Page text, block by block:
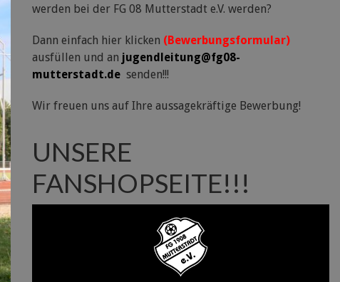
werden bei der FG 08 Mutterstadt e.V. werden?
Dann einfach hier klicken (Bewerbungsformular)
ausfüllen und an jugendleitung@fg08-
mutterstadt.de senden!!!
Wir freuen uns auf Ihre aussagekräftige Bewerbung!
UNSERE
FANSHOPSEITE!!!